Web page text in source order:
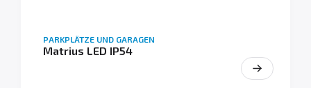
PARKPLÄTZE UND GARAGEN
Matrius LED IP54